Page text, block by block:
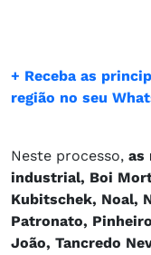
+ Receba as
região no seu
Neste processo, as
industrial, Boi
Kubitschek, Noal,
Patronato,
João, Tancredo